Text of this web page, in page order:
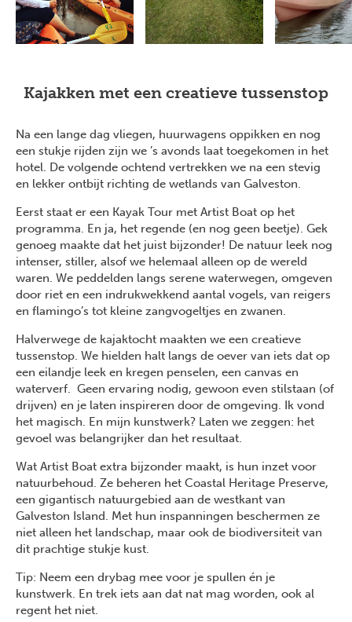
Kajakken met een creatieve tussenstop
Na een lange dag vliegen, huurwagens oppikken en nog
een stukje rijden zijn we ’s avonds laat toegekomen in het
hotel. De volgende ochtend vertrekken we na een stevig
en lekker ontbijt richting de wetlands van Galveston.
Eerst staat er een Kayak Tour met Artist Boat op het
programma. En ja, het regende (en nog geen beetje). Gek
genoeg maakte dat het juist bijzonder! De natuur leek nog
intenser, stiller, alsof we helemaal alleen op de wereld
waren. We peddelden langs serene waterwegen, omgeven
door riet en een indrukwekkend aantal vogels, van reigers
en flamingo’s tot kleine zangvogeltjes en zwanen.
Halverwege de kajaktocht maakten we een creatieve
tussenstop. We hielden halt langs de oever van iets dat op
een eilandje leek en kregen penselen, een canvas en
waterverf. Geen ervaring nodig, gewoon even stilstaan (of
drijven) en je laten inspireren door de omgeving. Ik vond
het magisch. En mijn kunstwerk? Laten we zeggen: het
gevoel was belangrijker dan het resultaat.
Wat Artist Boat extra bijzonder maakt, is hun inzet voor
natuurbehoud. Ze beheren het Coastal Heritage Preserve,
een gigantisch natuurgebied aan de westkant van
Galveston Island. Met hun inspanningen beschermen ze
niet alleen het landschap, maar ook de biodiversiteit van
dit prachtige stukje kust.
Tip: Neem een drybag mee voor je spullen én je
kunstwerk. En trek iets aan dat nat mag worden, ook al
regent het niet.